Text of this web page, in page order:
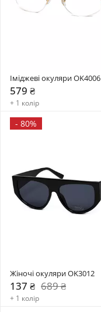
Іміджеві окуляри OK4006
579 ₴
+ 1 колір
- 80%
Жіночі окуляри OK3012
137 ₴ 689 ₴
+ 1 колір